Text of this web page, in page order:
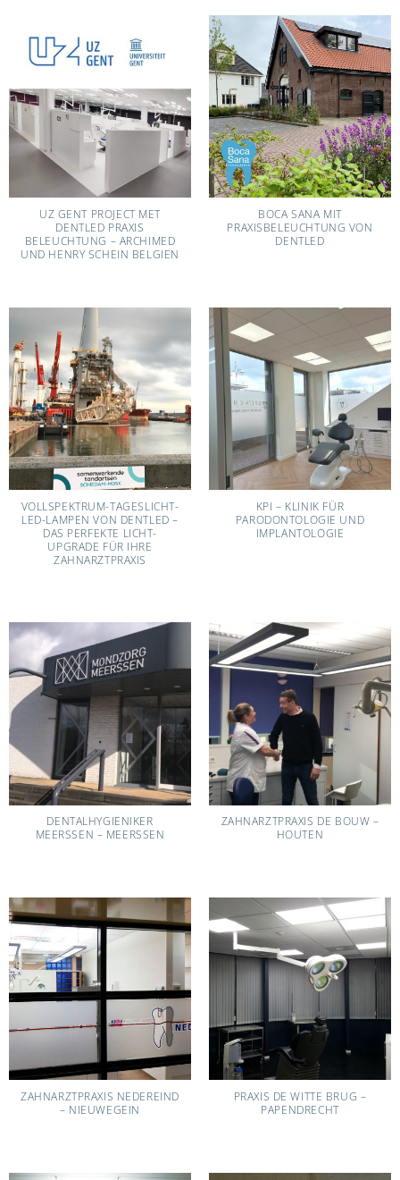
UZ GENT PROJECT MET
DENTLED PRAXIS
BELEUCHTUNG – ARCHIMED
UND HENRY SCHEIN BELGIEN
BOCA SANA MIT
PRAXISBELEUCHTUNG VON
DENTLED
VOLLSPEKTRUM-TAGESLICHT-
LED-LAMPEN VON DENTLED –
DAS PERFEKTE LICHT-
UPGRADE FÜR IHRE
ZAHNARZTPRAXIS
KPI – KLINIK FÜR
PARODONTOLOGIE UND
IMPLANTOLOGIE
DENTALHYGIENIKER
MEERSSEN – MEERSSEN
ZAHNARZTPRAXIS DE BOUW –
HOUTEN
ZAHNARZTPRAXIS NEDEREIND
– NIEUWEGEIN
PRAXIS DE WITTE BRUG –
PAPENDRECHT